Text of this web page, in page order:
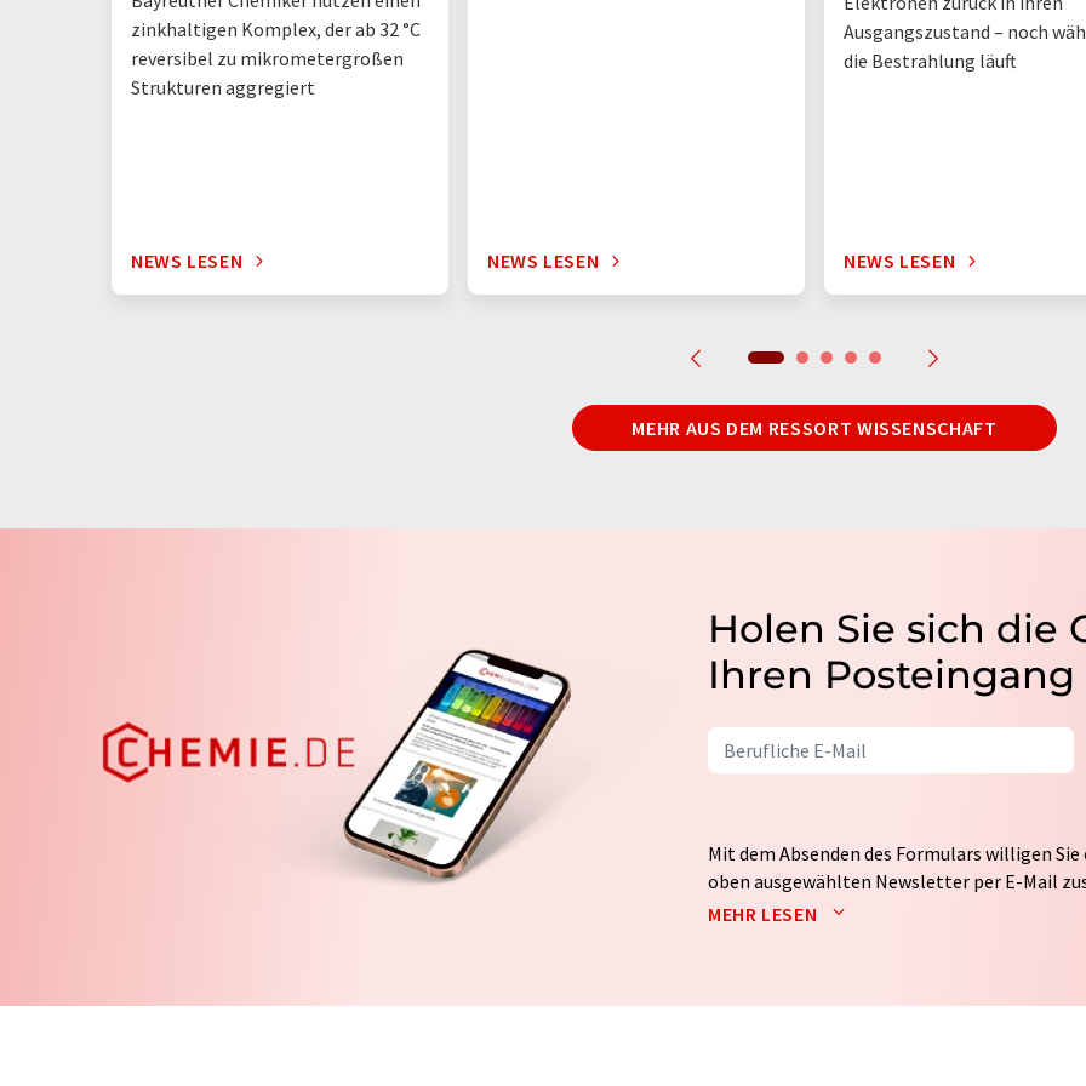
zinkhaltigen Komplex, der ab 32 °C
reversibel zu mikrometergroßen
Strukturen aggregiert
NEWS LESEN NEWS LESEN
Ausgangszustand – noch
die Bestrahlung läuft
NEWS LESEN
MEHR AUS DEM RESSORT WISSENSCHAFT
Holen Sie sich die
Ihren Posteingang
Mit dem Absenden des Formulars willigen Sie
oben ausgewählten Newsletter per E-Mail
weitergegeben. Die Speicherung und
MEHR LESEN